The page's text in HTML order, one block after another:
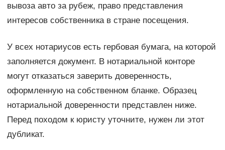
вывоза авто за рубеж, право представления
интересов собственника в стране посещения.
У всех нотариусов есть гербовая бумага, на которой
заполняется документ. В нотариальной конторе
могут отказаться заверить доверенность,
оформленную на собственном бланке. Образец
нотариальной доверенности представлен ниже.
Перед походом к юристу уточните, нужен ли этот
дубликат.